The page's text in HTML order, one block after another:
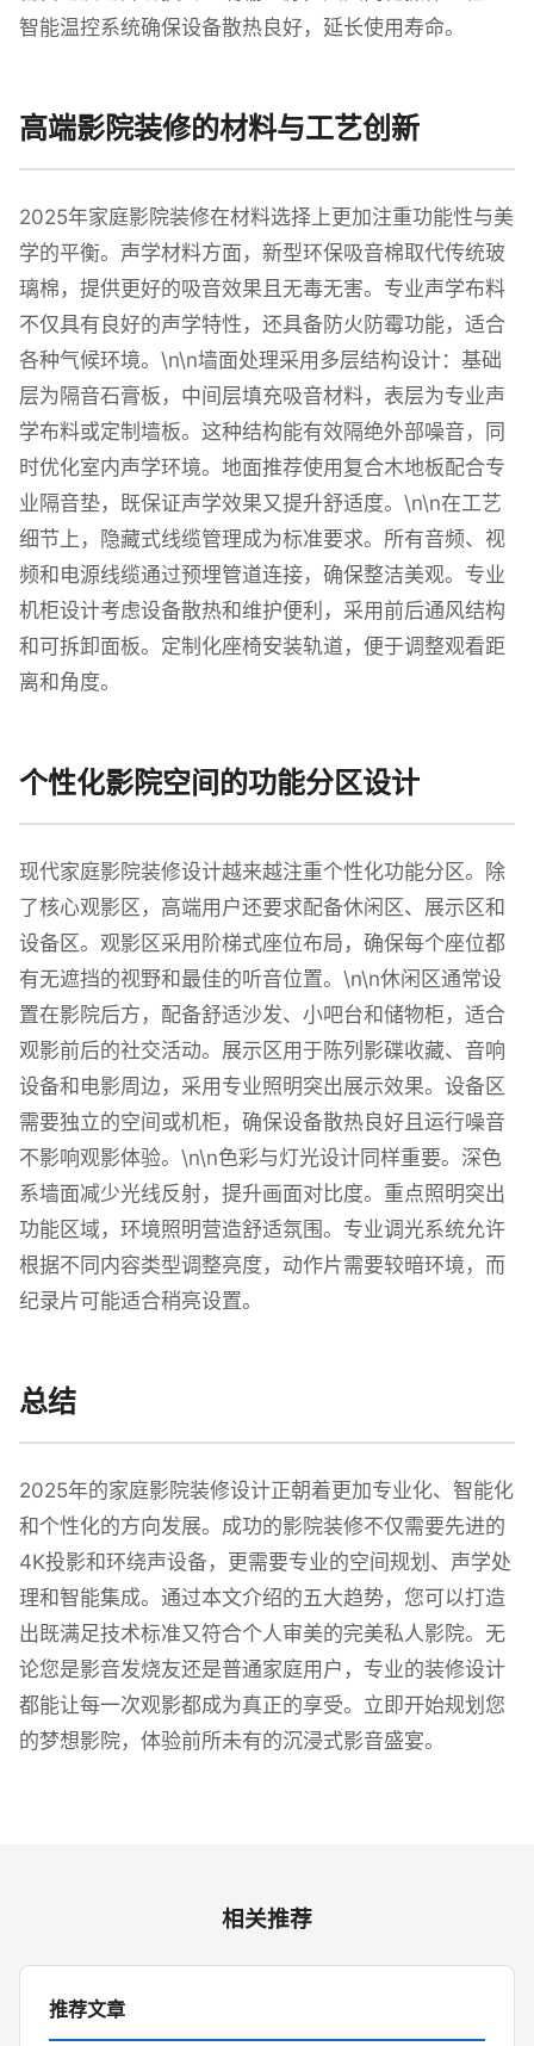
智能温控系统确保设备散热良好，延长使用寿命。
高端影院装修的材料与工艺创新
2025年家庭影院装修在材料选择上更加注重功能性与美
学的平衡。声学材料方面，新型环保吸音棉取代传统玻
璃棉，提供更好的吸音效果且无毒无害。专业声学布料
不仅具有良好的声学特性，还具备防火防霉功能，适合
各种气候环境。\n\n墙面处理采用多层结构设计：基础
层为隔音石膏板，中间层填充吸音材料，表层为专业声
学布料或定制墙板。这种结构能有效隔绝外部噪音，同
时优化室内声学环境。地面推荐使用复合木地板配合专
业隔音垫，既保证声学效果又提升舒适度。\n\n在工艺
细节上，隐藏式线缆管理成为标准要求。所有音频、视
频和电源线缆通过预埋管道连接，确保整洁美观。专业
机柜设计考虑设备散热和维护便利，采用前后通风结构
和可拆卸面板。定制化座椅安装轨道，便于调整观看距
离和角度。
个性化影院空间的功能分区设计
现代家庭影院装修设计越来越注重个性化功能分区。除
了核心观影区，高端用户还要求配备休闲区、展示区和
设备区。观影区采用阶梯式座位布局，确保每个座位都
有无遮挡的视野和最佳的听音位置。\n\n休闲区通常设
置在影院后方，配备舒适沙发、小吧台和储物柜，适合
观影前后的社交活动。展示区用于陈列影碟收藏、音响
设备和电影周边，采用专业照明突出展示效果。设备区
需要独立的空间或机柜，确保设备散热良好且运行噪音
不影响观影体验。\n\n色彩与灯光设计同样重要。深色
系墙面减少光线反射，提升画面对比度。重点照明突出
功能区域，环境照明营造舒适氛围。专业调光系统允许
根据不同内容类型调整亮度，动作片需要较暗环境，而
纪录片可能适合稍亮设置。
总结
2025年的家庭影院装修设计正朝着更加专业化、智能化
和个性化的方向发展。成功的影院装修不仅需要先进的
4K投影和环绕声设备，更需要专业的空间规划、声学处
理和智能集成。通过本文介绍的五大趋势，您可以打造
出既满足技术标准又符合个人审美的完美私人影院。无
论您是影音发烧友还是普通家庭用户，专业的装修设计
都能让每一次观影都成为真正的享受。立即开始规划您
的梦想影院，体验前所未有的沉浸式影音盛宴。
相关推荐
推荐文章